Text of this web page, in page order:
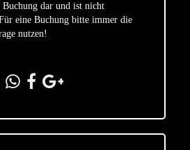
Buchung dar und ist nicht
eine Buchung bitte immer die
nutzen!